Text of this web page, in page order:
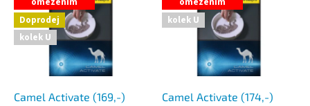
pp
Doprodej
kolek U
Camel Activate (169,-)
kolek U
Camel Activate (174,-)